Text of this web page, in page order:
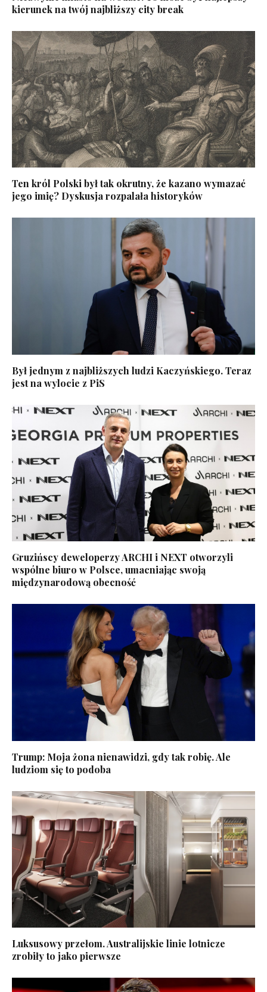
kierunek na twój najbliższy city break
Ten król Polski był tak okrutny, że kazano wymazać
jego imię? Dyskusja rozpalała historyków
Był jednym z najbliższych ludzi Kaczyńskiego. Teraz
jest na wylocie z PiS
Gruzińscy deweloperzy ARCHI i NEXT otworzyli
wspólne biuro w Polsce, umacniając swoją
międzynarodową obecność
Trump: Moja żona nienawidzi, gdy tak robię. Ale
ludziom się to podoba
Luksusowy przełom. Australijskie linie lotnicze
zrobiły to jako pierwsze